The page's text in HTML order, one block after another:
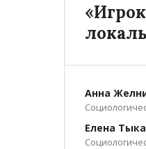
Анна
Елена